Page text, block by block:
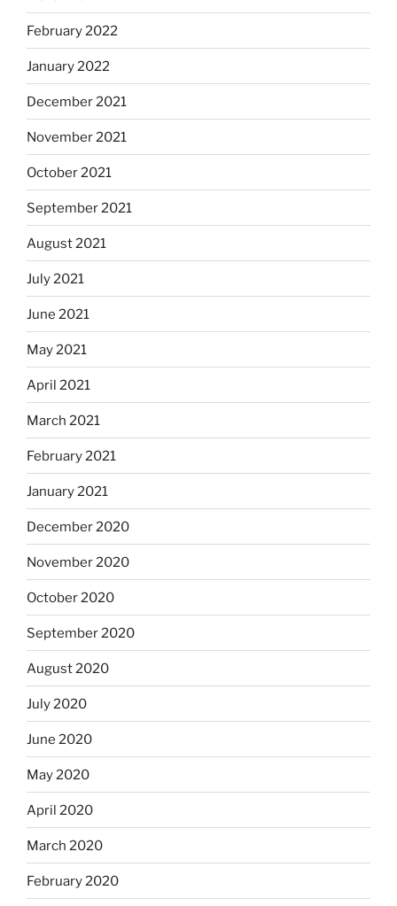
February 2022
January 2022
December 2021
November 2021
October 2021
September 2021
August 2021
July 2021
June 2021
May 2021
April 2021
March 2021
February 2021
January 2021
December 2020
November 2020
October 2020
September 2020
August 2020
July 2020
June 2020
May 2020
April 2020
March 2020
February 2020